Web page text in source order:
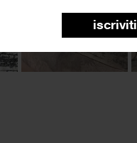
iscriviti